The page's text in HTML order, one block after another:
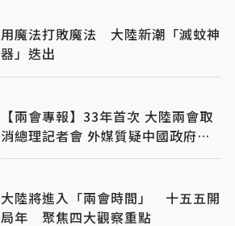
用魔法打敗魔法 大陸新潮「滅蚊神
器」迭出
【兩會專報】33年首次 大陸兩會取
消總理記者會 外媒質疑中國政府透
明度
大陸將進入「兩會時間」 十五五開
局年 聚焦四大觀察重點